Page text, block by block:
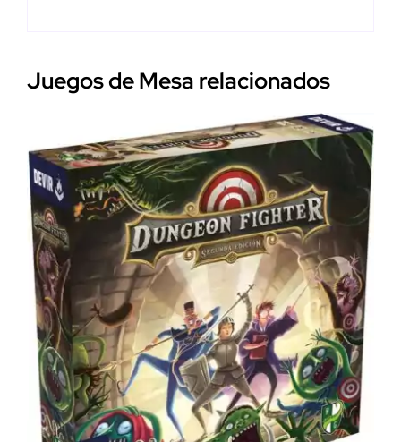
Juegos de Mesa relacionados